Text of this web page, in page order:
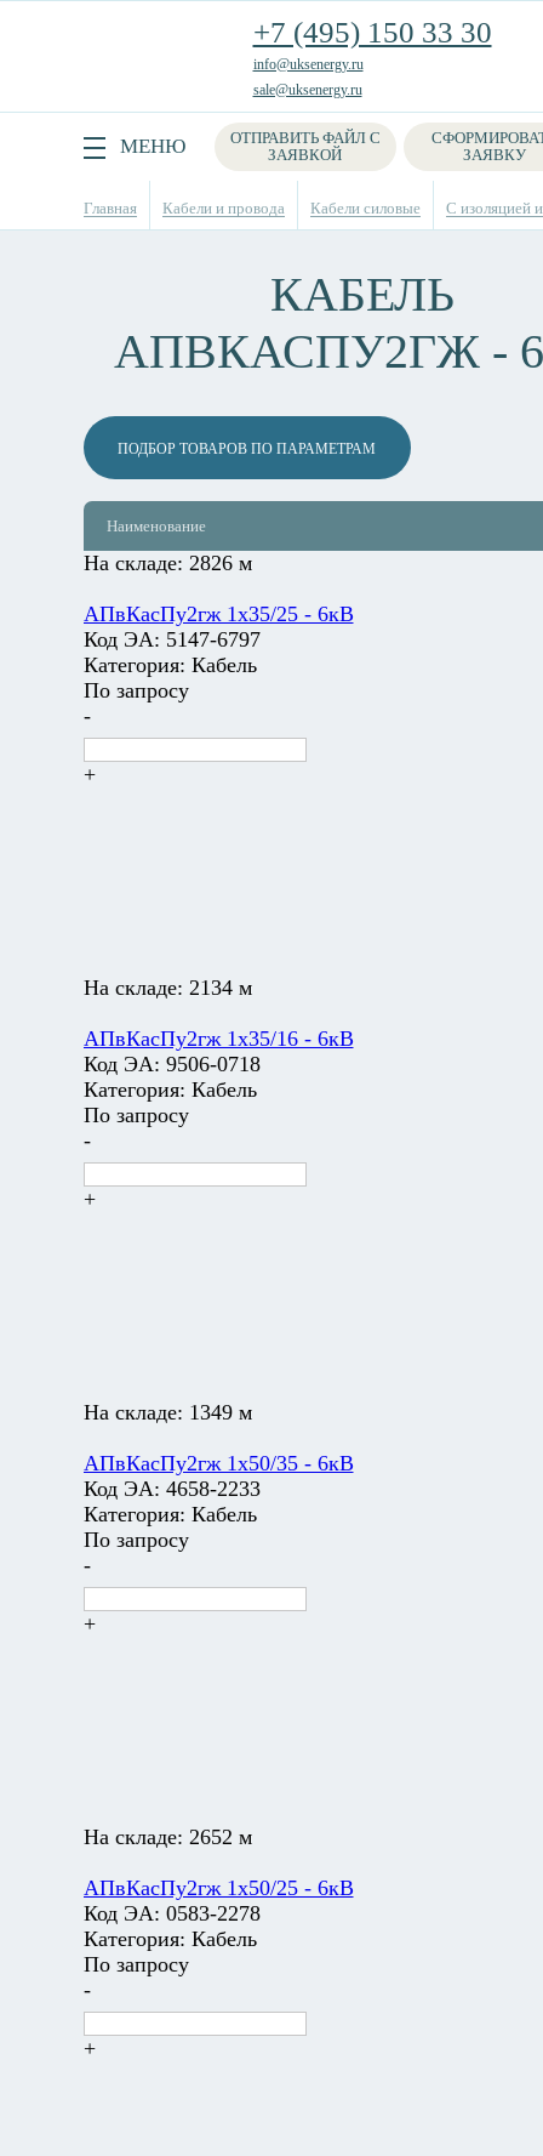
+7 (495) 150 33 30
info@uksenergy.ru
sale@uksenergy.ru
МЕНЮ
ОТПРАВИТЬ ФАЙЛ С
ЗАЯВКОЙ
ЗАЯВКУ
Поиск
Главная Кабели и провода Кабели силовые С изоляцией
КАБЕЛЬ
АПВКАСПУ2ГЖ -
ПОДБОР ТОВАРОВ ПО ПАРАМЕТРАМ
Наименование
На складе: 2826 м
АПвКасПу2гж 1х35/25 - 6кВ
Код ЭА: 5147-6797
Категория: Кабель
По запросу
-
+
На складе: 2134 м
АПвКасПу2гж 1х35/16 - 6кВ
Код ЭА: 9506-0718
Категория: Кабель
По запросу
-
+
На складе: 1349 м
АПвКасПу2гж 1х50/35 - 6кВ
Код ЭА: 4658-2233
Категория: Кабель
По запросу
-
+
На складе: 2652 м
АПвКасПу2гж 1х50/25 - 6кВ
Код ЭА: 0583-2278
Категория: Кабель
По запросу
-
+